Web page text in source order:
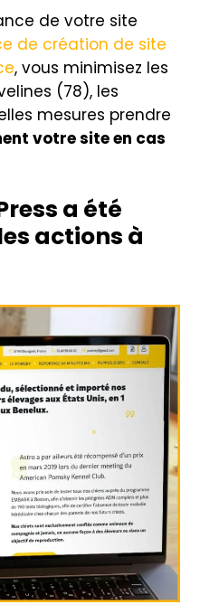
de votre site
de création de site
, vous minimisez les
(78), les
mesures prendre
votre site en cas
a été
actions à